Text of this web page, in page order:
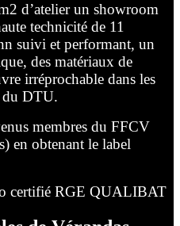
d’atelier un showroom
technicité de 11
suivi et performant, un
des matériaux de
irréprochable dans les
du DTU.
membres du FFCV
en obtenant le label
certifié RGE QUALIBAT